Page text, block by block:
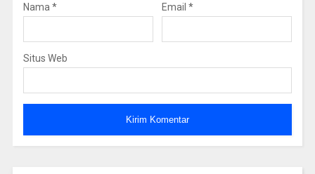
Nama * Email *
Situs Web